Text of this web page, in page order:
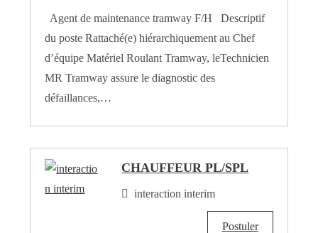
Agent de maintenance tramway F/H Descriptif
du poste Rattaché(e) hiérarchiquement au Chef
d’équipe Matériel Roulant Tramway, leTechnicien
MR Tramway assure le diagnostic des
défaillances,…
CHAUFFEUR PL/SPL
interaction interim
Postuler